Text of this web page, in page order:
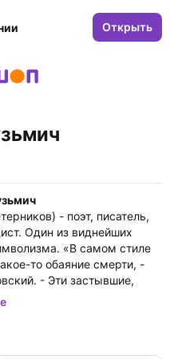
Открыть
- поэт, писатель,
Один из виднейших
«В самом стиле
то обаяние смерти, -
- Эти застывшие,
эта, как мы видели,
его слов - не здесь ли